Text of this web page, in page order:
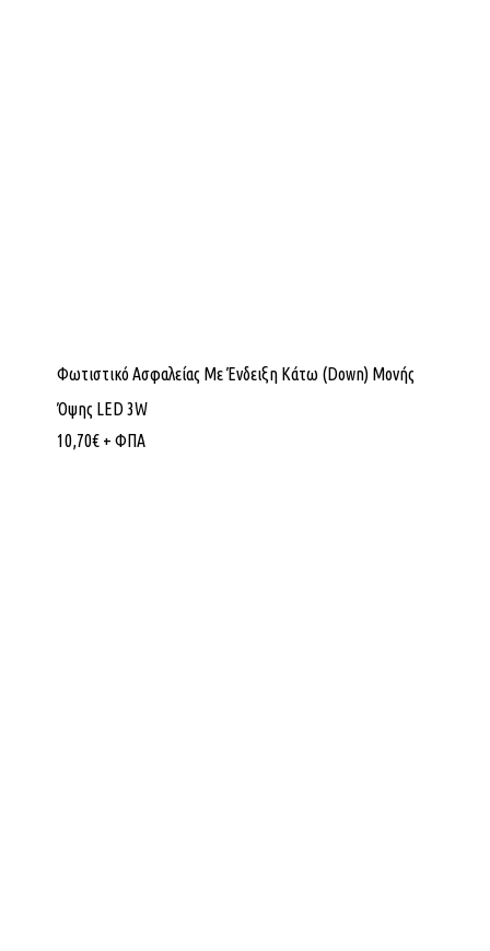
Φωτιστικό Ασφαλείας Με Ένδειξη Κάτω (Down) Μονής
Όψης LED 3W
10,70€ + ΦΠΑ